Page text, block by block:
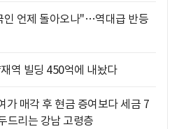
인 언제 돌아오나"…역대급 반등
역 빌딩 450억에 내놨다
가 매각 후 현금 증여보다 세금 7
드리는 강남 고령층